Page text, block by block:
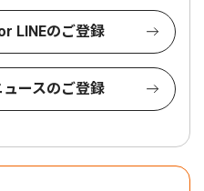
LINEのご登録
ースのご登録